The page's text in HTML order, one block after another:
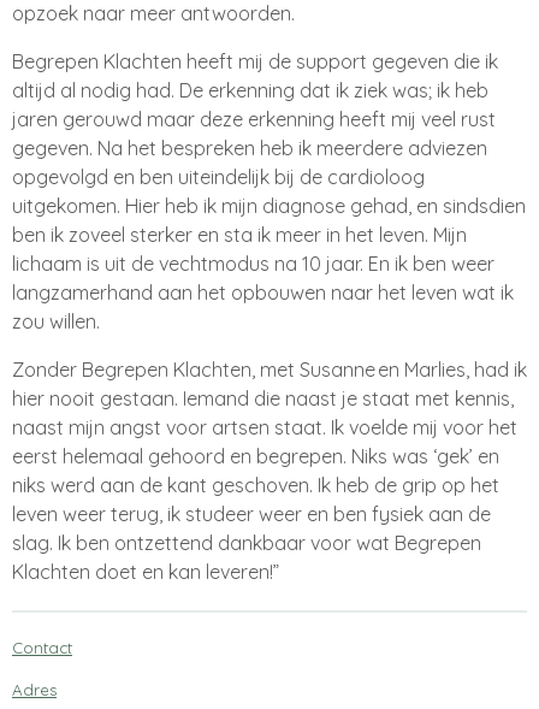
opzoek naar meer antwoorden.
Begrepen Klachten heeft mij de support gegeven die ik
altijd al nodig had. De erkenning dat ik ziek was; ik heb
jaren gerouwd maar deze erkenning heeft mij veel rust
gegeven. Na het bespreken heb ik meerdere adviezen
opgevolgd en ben uiteindelijk bij de cardioloog
uitgekomen. Hier heb ik mijn diagnose gehad, en sindsdien
ben ik zoveel sterker en sta ik meer in het leven. Mijn
lichaam is uit de vechtmodus na 10 jaar. En ik ben weer
langzamerhand aan het opbouwen naar het leven wat ik
zou willen.
Zonder Begrepen Klachten, met Susanne en Marlies, had ik
hier nooit gestaan. Iemand die naast je staat met kennis,
naast mijn angst voor artsen staat. Ik voelde mij voor het
eerst helemaal gehoord en begrepen. Niks was ‘gek’ en
niks werd aan de kant geschoven. Ik heb de grip op het
leven weer terug, ik studeer weer en ben fysiek aan de
slag. Ik ben ontzettend dankbaar voor wat Begrepen
Klachten doet en kan leveren!”
Contact
Adres